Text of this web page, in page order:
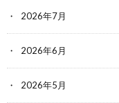
2026年7月
2026年6月
2026年5月